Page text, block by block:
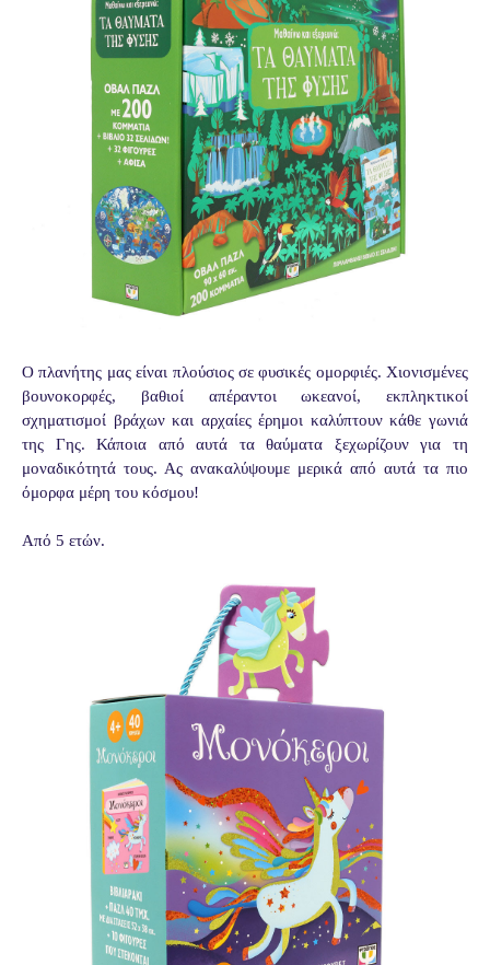
Ο πλανήτης μας είναι πλούσιος σε φυσικές ομορφιές. Χιονισμένες
βουνοκορφές, βαθιοί απέραντοι ωκεανοί, εκπληκτικοί
σχηματισμοί βράχων και αρχαίες έρημοι καλύπτουν κάθε γωνιά
της Γης. Κάποια από αυτά τα θαύματα ξεχωρίζουν για τη
μοναδικότητά τους. Ας ανακαλύψουμε μερικά από αυτά τα πιο
όμορφα μέρη του κόσμου!
Από 5 ετών.